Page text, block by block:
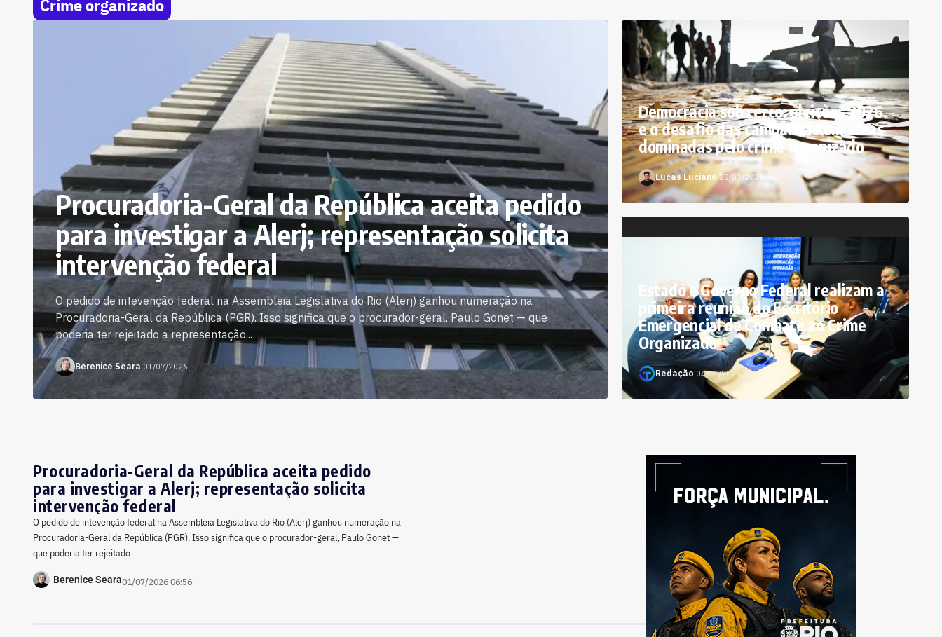
Crime organizado
Procuradoria-Geral da República aceita pedido
para investigar a Alerj; representação solicita
intervenção federal
O pedido de intevenção federal na Assembleia Legislativa do Rio (Alerj) ganhou numeração na
Procuradoria-Geral da República (PGR). Isso significa que o procurador-geral, Paulo Gonet — que
poderia ter rejeitado a representação...
Berenice Seara|01/07/2026
Democracia sob cerco: eleições 2026
e o desafio das campanhas em áreas
dominadas pelo crime organizado
Lucas Luciano|22/03/2026
Estado e Governo Federal realizam a
primeira reunião do Escritório
Emergencial de Combate ao Crime
Organizado
Redação|04/11/2025
Procuradoria-Geral da República aceita pedido
para investigar a Alerj; representação solicita
intervenção federal
O pedido de intevenção federal na Assembleia Legislativa do Rio (Alerj) ganhou numeração na
Procuradoria-Geral da República (PGR). Isso significa que o procurador-geral, Paulo Gonet —
que poderia ter rejeitado
Berenice Seara01/07/2026 06:56